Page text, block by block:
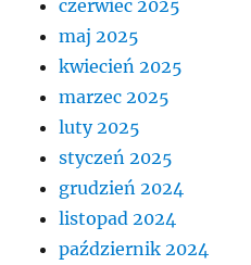
czerwiec 2025
maj 2025
kwiecień 2025
marzec 2025
luty 2025
styczeń 2025
grudzień 2024
listopad 2024
październik 2024